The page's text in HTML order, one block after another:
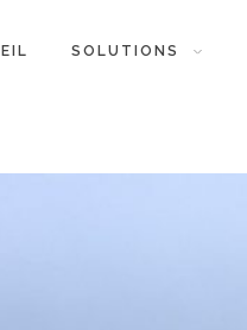
SOLUTIONS